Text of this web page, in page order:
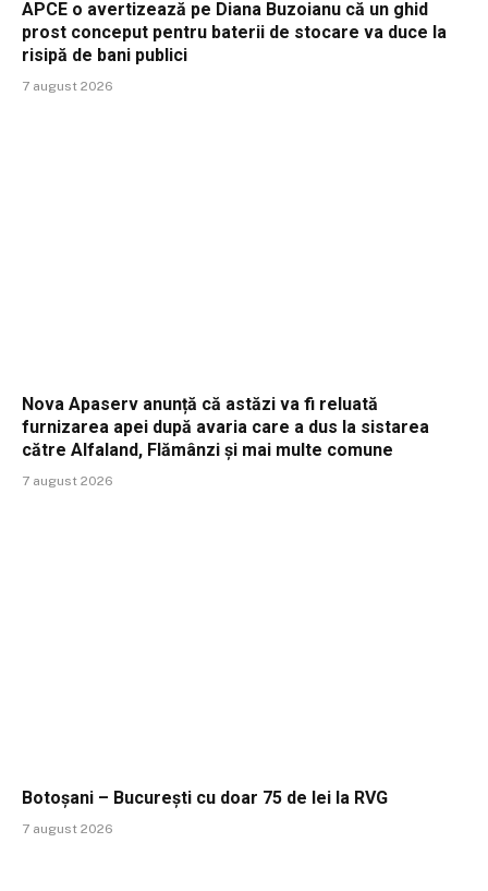
APCE o avertizează pe Diana Buzoianu că un ghid
prost conceput pentru baterii de stocare va duce la
risipă de bani publici
7 august 2026
Nova Apaserv anunță că astăzi va fi reluată
furnizarea apei după avaria care a dus la sistarea
către Alfaland, Flămânzi și mai multe comune
7 august 2026
Botoșani – București cu doar 75 de lei la RVG
7 august 2026